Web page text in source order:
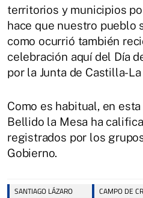
territorios y municipios
hace que nuestro pueblo
como ocurrió también
celebración aquí del Día
por la Junta de Castilla-
Como es habitual, en
Bellido la Mesa ha
registrados por los
Gobierno.
SANTIAGO LÁZARO CAMPO DE